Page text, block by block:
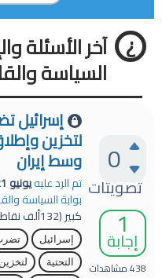
آخر الأسئلة
السياسة
0
تصويتات
1
إجابة
438مشاهدات
إسرائيل
لتخزين
وسط إيران
تم الرد عليهيونيو 21، 2025
بوابة السياسة
كبير(132ألف
إسرائيل
التحتية
لتخزين